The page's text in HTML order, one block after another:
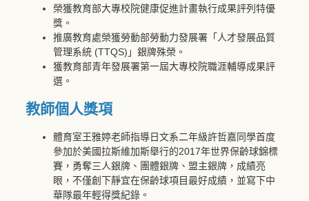
榮獲教育部大專校院健康促進計畫執行成果評列特優
獎。
推廣教育處榮獲勞動部勞動力發展署「人才發展品質
管理系統 (TTQS)」銀牌殊榮。
獲教育部青年發展署第一屆大專校院職涯輔導成果評
選。
教師個人獎項
體育室王雅婷老師指導日文系二年級許哲嘉同學首度
參加於美國拉斯維加斯舉行的2017年世界保齡球錦標
賽，勇奪三人銀牌、團體銀牌、盟主銀牌，成績亮
眼，不僅創下靜宜在保齡球項目最好成績，並寫下中
華隊最年輕得獎紀錄。